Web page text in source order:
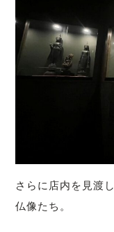
さらに店内を見渡
仏像たち。